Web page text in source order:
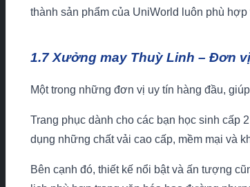
thành sản phẩm của UniWorld luôn phù
1.7 Xưởng may Thuỳ Linh – Đơn
Một trong những đơn vị uy tín hàng đầu,
Trang phục dành cho các bạn học sinh cấp
dụng những chất vải cao cấp, mềm mại và
Bên cạnh đó, thiết kế nổi bật và ấn tượng